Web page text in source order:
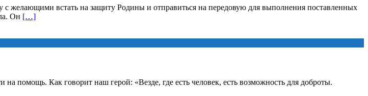
желающими встать на защиту Родины и отправиться на передовую для выполнения поставленных
Он […]
помощь. Как говорит наш герой: «Везде, где есть человек, есть возможность для доброты.